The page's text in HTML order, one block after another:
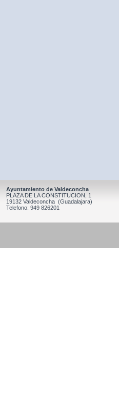
Ayuntamiento de Valdeconcha
PLAZA DE LA CONSTITUCION, 1
19132 Valdeconcha (Guadalajara)
Telefono: 949 826201